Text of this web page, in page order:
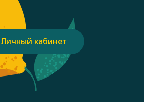
Личный кабинет